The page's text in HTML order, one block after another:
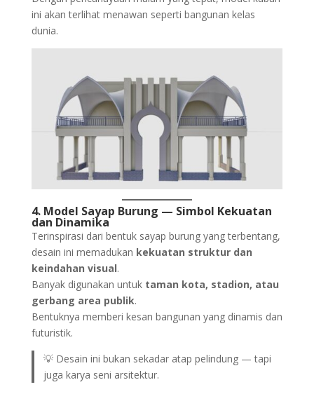
ini akan terlihat menawan seperti bangunan kelas
dunia.
4. Model Sayap Burung — Simbol Kekuatan
dan Dinamika
Terinspirasi dari bentuk sayap burung yang terbentang,
desain ini memadukan kekuatan struktur dan
keindahan visual.
Banyak digunakan untuk taman kota, stadion, atau
gerbang area publik.
Bentuknya memberi kesan bangunan yang dinamis dan
futuristik.
💡 Desain ini bukan sekadar atap pelindung — tapi
juga karya seni arsitektur.